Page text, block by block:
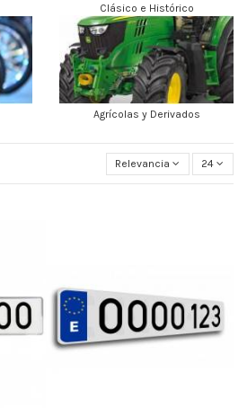
Clásico e Histórico
Agrícolas y Derivados
Relevancia 24